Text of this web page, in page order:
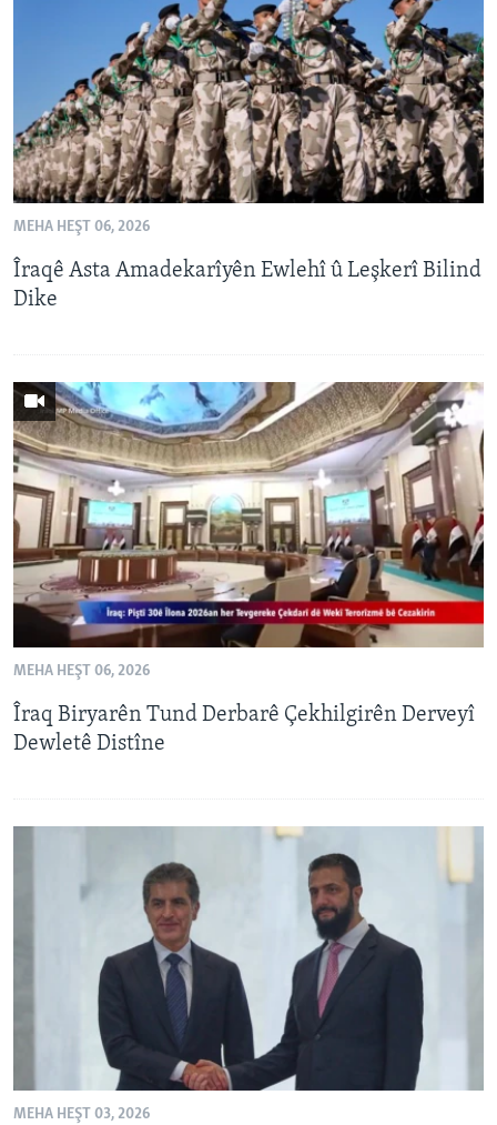
ÇAND Û HUNER
SORANÎ
Learning English
FOLLOW US
MEHA HEŞT 06, 2026
Îraqê Asta Amadekarîyên Ewlehî û Leşkerî Bilind
Dike
MEHA HEŞT 06, 2026
Îraq Biryarên Tund Derbarê Çekhilgirên Derveyî
Dewletê Distîne
MEHA HEŞT 03, 2026